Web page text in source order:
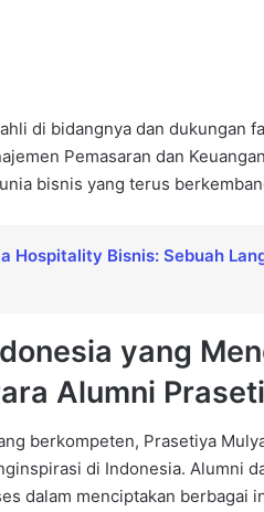
di bidangnya dan dukungan
Pemasaran dan
bisnis yang terus
Hospitality Bisnis: Sebuah
yang
Alumni
berkompeten, Prasetiya
di Indonesia. Alumni
dalam menciptakan berbagai